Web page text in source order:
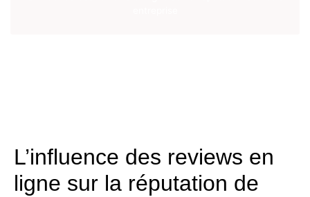
L’influence des reviews en
ligne sur la réputation de